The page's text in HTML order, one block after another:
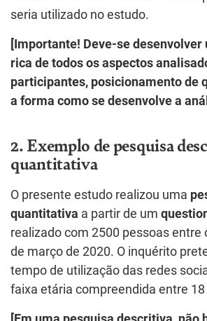
seria utilizado no estudo.
[Importante! Deve-se
rica de todos os aspectos
participantes, posicionamento de
a forma como se desenvolve a
2. Exemplo de pesquisa
quantitativa
O presente estudo realizou uma
quantitativa a partir de um
realizado com 2500 pessoas entre
de março de 2020. O inquérito
tempo de utilização das redes
faixa etária compreendida entre 18